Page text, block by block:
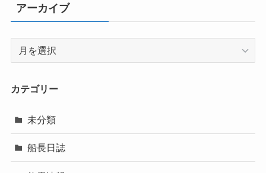
アーカイブ
イ
カテゴリー
未分類
船長日誌